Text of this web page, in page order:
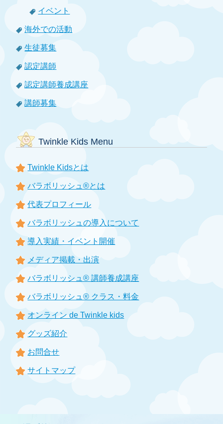
イベント
海外での活動
生徒募集
認定講師
認定講師養成講座
講師募集
Twinkle Kids Menu
Twinkle Kidsとは
バラボリッシュ®とは
代表プロフィール
バラボリッシュの導入について
導入実績・イベント開催
メディア掲載・出演
バラボリッシュ® 講師養成講座
バラボリッシュ® クラス・料金
オンライン de Twinkle kids
グッズ紹介
お問合せ
サイトマップ